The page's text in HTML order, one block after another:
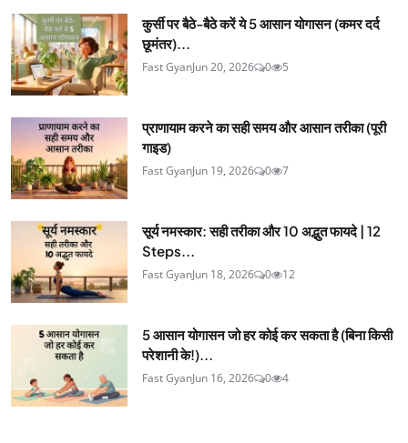
कुर्सी पर बैठे-बैठे करें ये 5 आसान योगासन (कमर दर्द
छूमंतर)...
Fast GyanJun 20, 2026 0 5
प्राणायाम करने का सही समय और आसान तरीका (पूरी
गाइड)
Fast GyanJun 19, 2026 0 7
सूर्य नमस्कार: सही तरीका और 10 अद्भुत फायदे | 12
Steps...
Fast GyanJun 18, 2026 0 12
5 आसान योगासन जो हर कोई कर सकता है (बिना किसी
परेशानी के!)...
Fast GyanJun 16, 2026 0 4